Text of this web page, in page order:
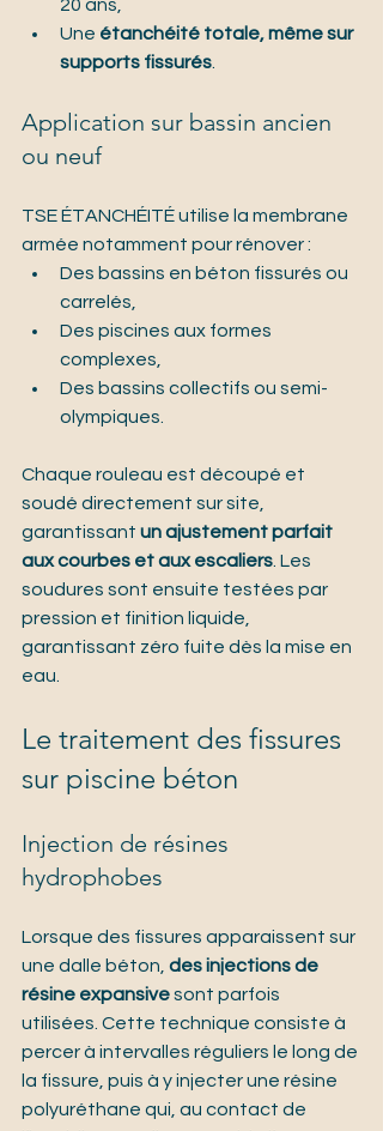
20 ans,
Une étanchéité totale, même sur
supports fissurés
Application sur bassin ancien
ou neuf
TSE ÉTANCHÉITÉ utilise la membrane
armée notamment pour rénover :
Des bassins en béton fissurés ou
carrelés,
Des piscines aux formes
complexes,
Des bassins collectifs ou semi-
olympiques.
Chaque rouleau est découpé et
soudé directement sur site,
garantissant un ajustement parfait
aux courbes et aux escaliers . Les
soudures sont ensuite testées par
pression et finition liquide,
garantissant zéro fuite dès la mise en
eau.
Le traitement des fissures
sur piscine béton
Injection de résines
hydrophobes
Lorsque des fissures apparaissent sur
une dalle béton, des injections de
résine expansive sont parfois
utilisées. Cette technique consiste à
percer à intervalles réguliers le long de
la fissure, puis à y injecter une résine
polyuréthane qui, au contact de